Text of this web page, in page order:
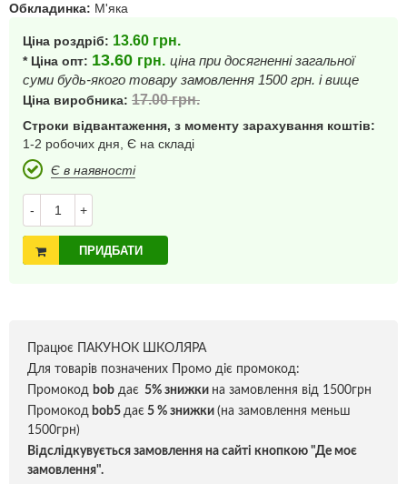
Обкладинка: М'яка
Ціна роздріб: 13.60 грн.
* Ціна опт: 13.60 грн. ціна при досягненні загальної
суми будь-якого товару замовлення 1500 грн. і вище
Ціна виробника: 17.00грн.
Строки відвантаження, з моменту зарахування коштів:
1-2 робочих дня, Є на складі
Є в наявності
- +
ПРИДБАТИ
Працює ПАКУНОК ШКОЛЯРА
Для товарів позначених Промо діє промокод:
Промокод bob дає 5% знижки на замовлення від 1500грн
Промокод bob5 дає 5 % знижки (на замовлення меньш
1500грн)
Відслідкувується замовлення на сайті кнопкою "Де моє
замовлення".